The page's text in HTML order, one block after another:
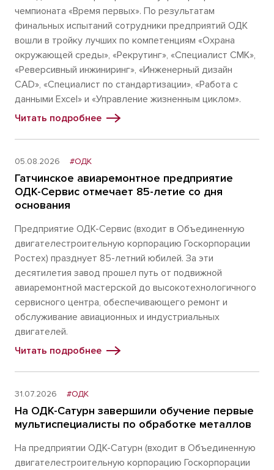
чемпионата «Время первых». По результатам
финальных испытаний сотрудники предприятий ОДК
вошли в тройку лучших по компетенциям «Охрана
окружающей среды», «Рекрутинг», «Специалист СМК»,
«Реверсивный инжиниринг», «Инженерный дизайн
CAD», «Специалист по стандартизации», «Работа с
данными Excel» и «Управление жизненным циклом».
Читать подробнее
05.08.2026 #ОДК
Гатчинское авиаремонтное предприятие
ОДК-Сервис отмечает 85-летие со дня
основания
Предприятие ОДК-Сервис (входит в Объединенную
двигателестроительную корпорацию Госкорпорации
Ростех) празднует 85-летний юбилей. За эти
десятилетия завод прошел путь от подвижной
авиаремонтной мастерской до высокотехнологичного
сервисного центра, обеспечивающего ремонт и
обслуживание авиационных и индустриальных
двигателей.
Читать подробнее
31.07.2026 #ОДК
На ОДК-Сатурн завершили обучение первые
мультиспециалисты по обработке металлов
На предприятии ОДК-Сатурн (входит в Объединенную
двигателестроительную корпорацию Госкорпорации